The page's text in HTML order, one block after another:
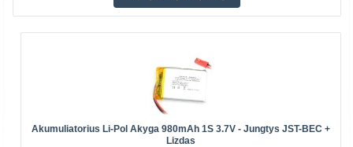
Akumuliatorius Li-Pol Akyga 980mAh 1S 3.7V - Jungtys JST-BEC +
Lizdas